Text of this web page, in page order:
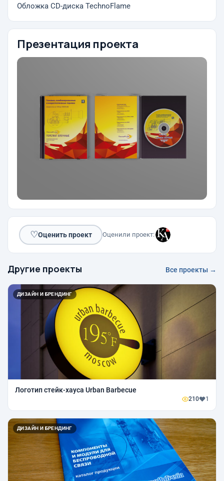
Обложка CD-диска TechnoFlame
Презентация проекта
♡Оценить проект Оценили проект:
Другие проекты Все проекты →
ДИЗАЙН И БРЕНДИНГ
Логотип стейк-хауса Urban Barbecue
210 1
ДИЗАЙН И БРЕНДИНГ